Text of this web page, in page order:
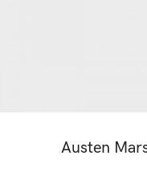
Austen